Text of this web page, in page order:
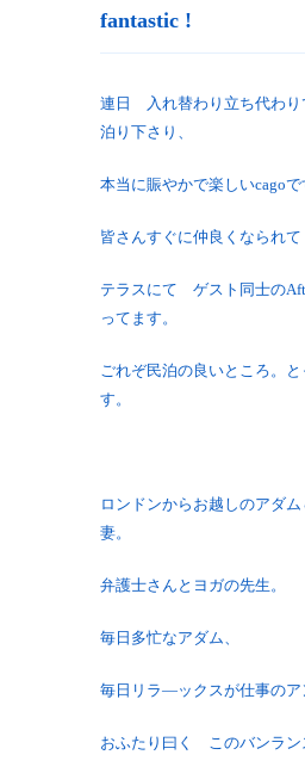
fantastic !
連日 入れ替わり立ち代わ
泊り下さり、
本当に賑やかで楽しいcagoで
皆さんすぐに仲良くなられて
テラスにて ゲスト同士の
ってます。
ごれぞ民泊の良いところ。
す。
ロンドンからお越しのアダ
妻。
弁護士さんとヨガの先生。
毎日多忙なアダム、
毎日リラ―ックスが仕事のア
おふたり曰く このバンラン